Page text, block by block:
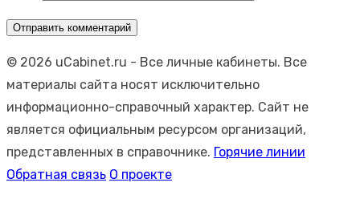
© 2026 uCabinet.ru - Все личные кабинеты. Все
материалы сайта носят исключительно
информационно-справочный характер. Сайт не
является официальным ресурсом организаций,
представленных в справочнике. Горячие линии
Обратная связь О проекте